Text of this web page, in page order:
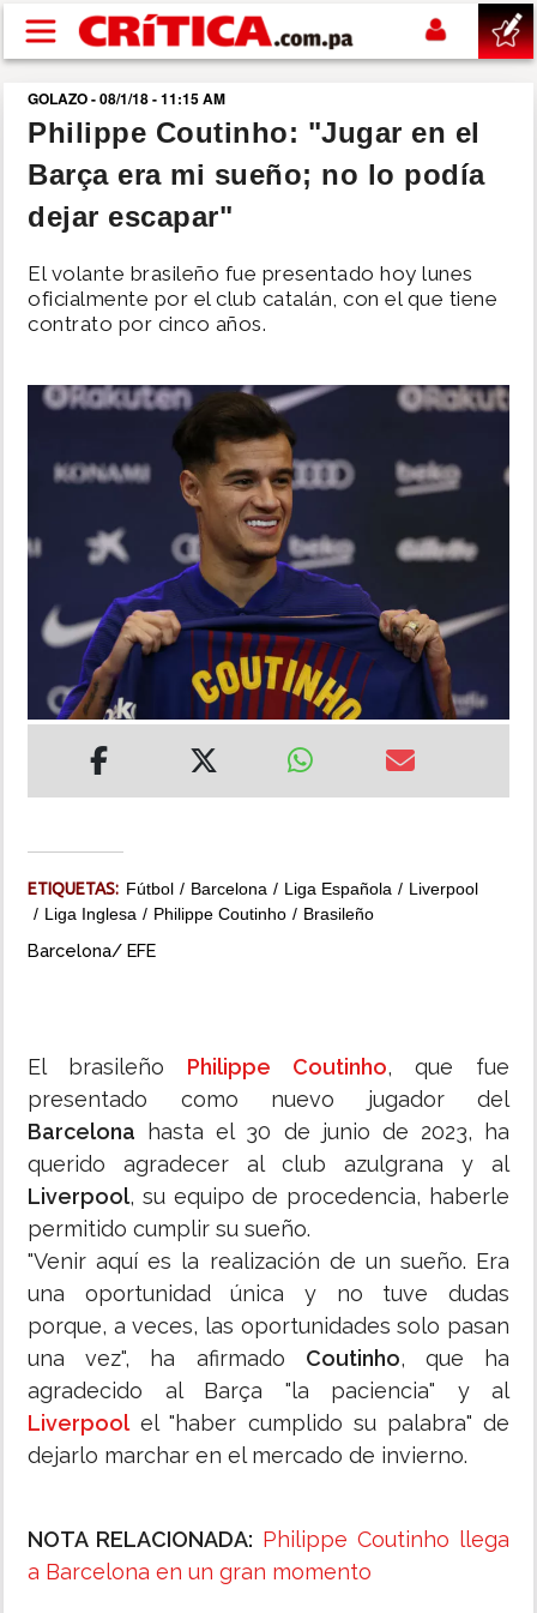
Pasar al contenido principal
buscar
SUCESOS
POLÍTICA
MULTIMEDIA
IMPRESO
GOLAZO - 08/1/18 - 11:15 AM
Philippe Coutinho: "Jugar en el
Barça era mi sueño; no lo podía
dejar escapar"
El volante brasileño fue presentado hoy lunes
oficialmente por el club catalán, con el que tiene
contrato por cinco años.
ETIQUETAS: Fútbol Barcelona Liga Española
Liverpool
Liga Inglesa
Philippe Coutinho Brasileño
Barcelona/ EFE
El brasileño Philippe Coutinho, que fue
presentado como nuevo jugador del
Barcelona hasta el 30 de junio de 2023, ha
querido agradecer al club azulgrana y al
Liverpool, su equipo de procedencia, haberle
permitido cumplir su sueño.
"Venir aquí es la realización de un sueño. Era
una oportunidad única y no tuve dudas
porque, a veces, las oportunidades solo pasan
una vez", ha afirmado Coutinho, que ha
agradecido al Barça "la paciencia" y al
Liverpoolel "haber cumplido su palabra" de
dejarlo marchar en el mercado de invierno.
NOTA RELACIONADA: Philippe Coutinho llega
a Barcelona en un gran momento